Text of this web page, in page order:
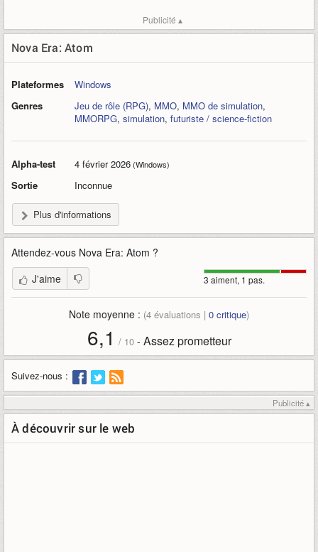
Publicité ▴
Nova Era: Atom
Plateformes
Windows
Genres
Jeu de rôle (RPG), MMO, MMO de simulation,
MMORPG, simulation, futuriste / science-fiction
Alpha-test 4 février 2026(Windows)
Sortie Inconnue
Plus d'informations
Attendez-vous Nova Era: Atom ?
3 aiment, 1 pas.
J'aime
Note moyenne : (4 évaluations | 0 critique)
6,1 / 10- Assez prometteur
Suivez-nous :
Publicité ▴
À découvrir sur le web